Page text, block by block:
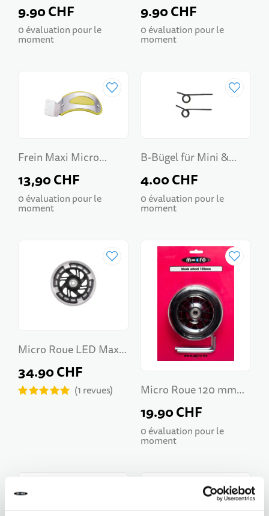
Arrière 80 mm
Transparente
9.90 CHF
0 évaluation pour le
moment
80 mm Black
9.90 CHF
0 évaluation pour le
moment
Frein Maxi Micro
Deluxe
13,90 CHF
0 évaluation pour le
moment
B-Bügel für Mini &
Maxi Micro Classic
4.00 CHF
0 évaluation pour le
moment
Micro Roue LED Maxi
Micro 120mm
34.90 CHF
1 revues
Micro Roue 120 mm
Noir pour Maxi Micro
19.90 CHF
0 évaluation pour le
moment